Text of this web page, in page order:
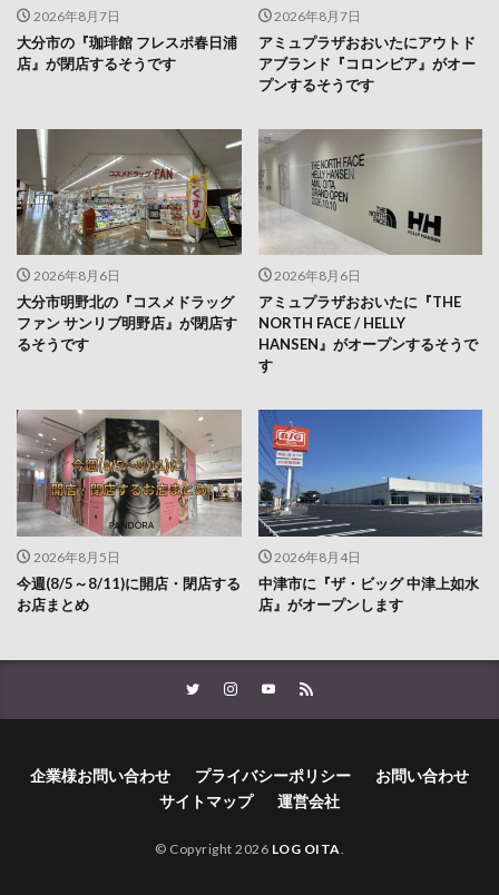
2026年8月7日
大分市の『珈琲館 フレスポ春日浦
店』が閉店するそうです
2026年8月7日
アミュプラザおおいたにアウトド
アブランド『コロンビア』がオー
プンするそうです
2026年8月6日
大分市明野北の『コスメドラッグ
ファン サンリブ明野店』が閉店す
るそうです
2026年8月6日
アミュプラザおおいたに『THE
NORTH FACE / HELLY
HANSEN』がオープンするそうで
す
2026年8月5日
今週(8/5～8/11)に開店・閉店する
お店まとめ
2026年8月4日
中津市に『ザ・ビッグ 中津上如水
店』がオープンします
企業様お問い合わせ プライバシーポリシー
お問い合わせ
サイトマップ
運営会社
© Copyright 2026 LOG OITA